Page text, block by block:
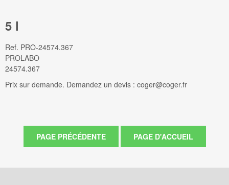
5 l
Ref. PRO-24574.367
PROLABO
24574.367
Prix sur demande. Demandez un devis : coger@coger.fr